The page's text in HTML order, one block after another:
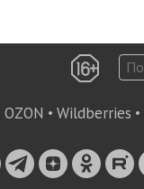
OZON • Wildberries •